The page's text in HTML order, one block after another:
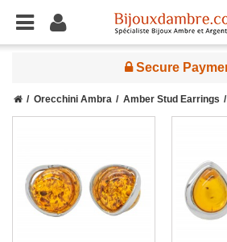
Secure
Orecchini Ambra Amber Stud Earrings